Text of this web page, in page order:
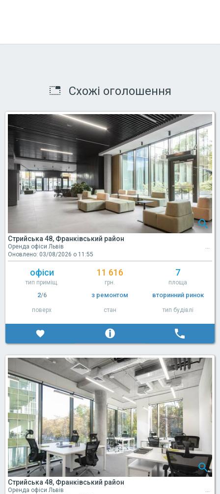
Схожі оголошення
Стрийська 48, Франківський район
Оренда офіси Львів
Оновлено: 03/08/2026 о 11:55
офіси
тип приміщ.
11 616
грн.
7
площа
2/6
поверх
з ремонтом
стан
вторинний ринок
тип будівлі
Стрийська 48, Франківський район
Оренда офіси Львів